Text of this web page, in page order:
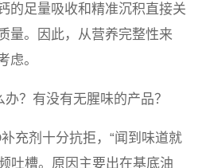
的足量吸收和精准沉积直接关
量。因此，从营养完整性来
虑。
？有没有无腥味的产品？
充剂十分抗拒，“闻到味道就
吐槽。原因主要出在基底油